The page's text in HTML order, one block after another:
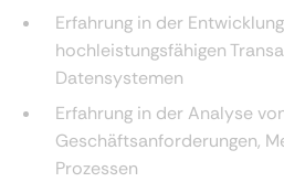
Erfahrung in der
hochleistungsfähigen
Datensystemen
Erfahrung in der Analyse
Geschäftsanforderungen,
Prozessen